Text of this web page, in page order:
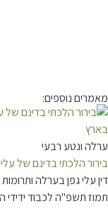
מאמרים נוספים:
ערלה ונטע רבעי
בירור הלכתי בדינם של
דין עלי גפן בערלה
תמוז תשפ"ה לכבוד